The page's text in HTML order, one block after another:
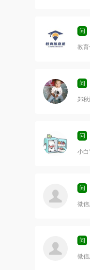
问
教育
问
郑
问
小白
问
微信
问
微信